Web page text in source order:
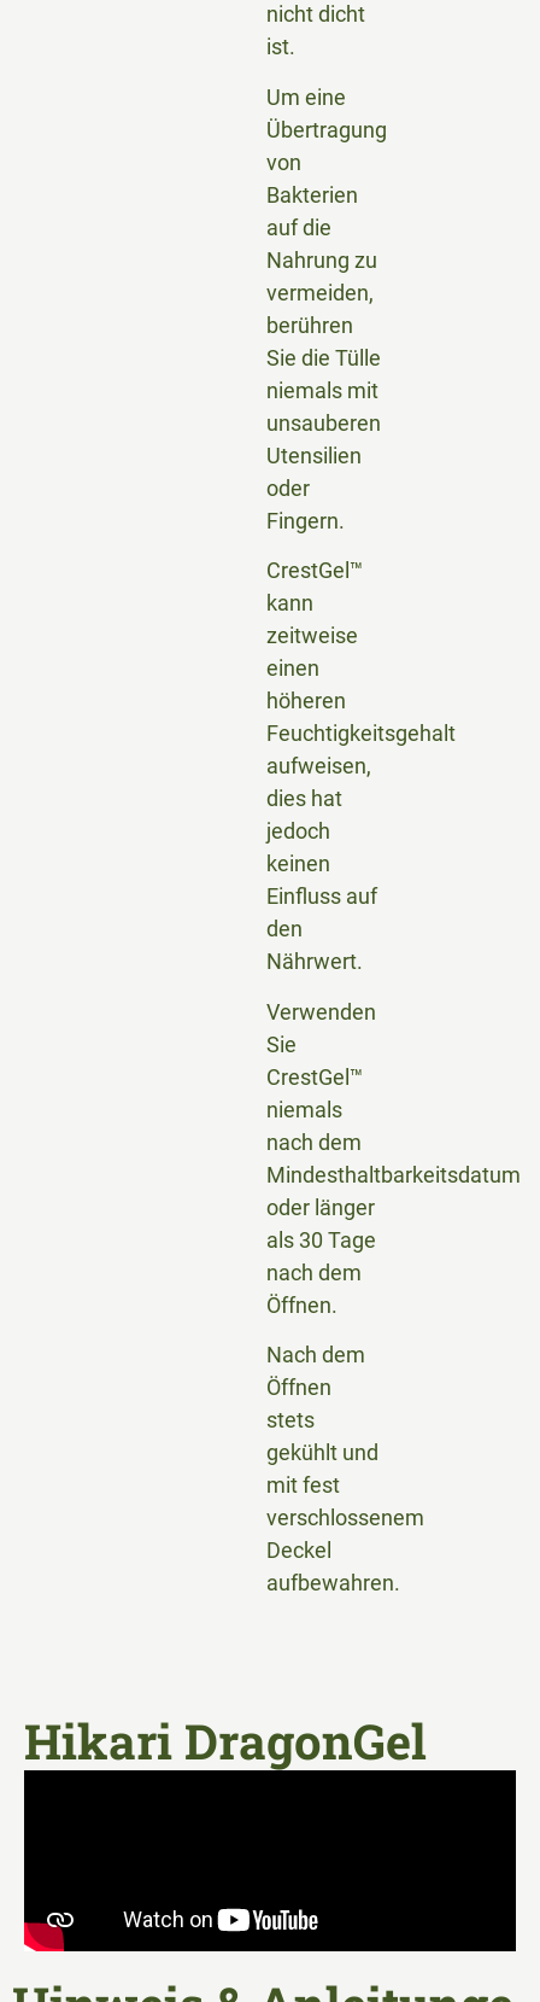
nicht dicht
ist.
Um eine
Übertragung
von
Bakterien
auf die
Nahrung zu
vermeiden,
berühren
Sie die Tülle
niemals mit
unsauberen
Utensilien
oder
Fingern.
CrestGel™
kann
zeitweise
einen
höheren
Feuchtigkeitsgehalt
aufweisen,
dies hat
jedoch
keinen
Einfluss auf
den
Nährwert.
Verwenden
Sie
CrestGel™
niemals
nach dem
Mindesthaltbarkeitsdatum
oder länger
als 30 Tage
nach dem
Öffnen.
Nach dem
Öffnen
stets
gekühlt und
mit fest
verschlossenem
Deckel
aufbewahren.
Hikari DragonGel